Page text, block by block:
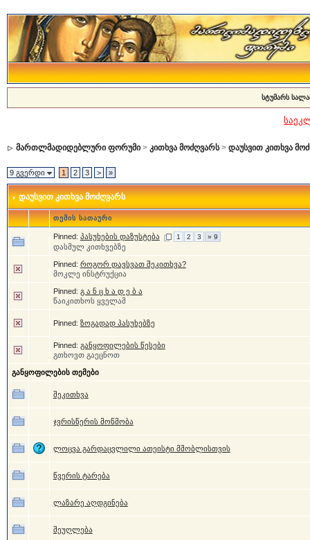
სტუმარს
მართლმადიდებლური ფორუმი> კითხვა მოძღვარს> დაუსვით კითხვა
9 გვერდი 1 2 3 > »
დაუსვით კითხვა მოძღვარს
თემის სათაური
Pinned: პასუხების დაზუსტება 1 2 3 » 9
დასმულ კითხვებზე
Pinned: როგორ დავსვათ შეკითხვა?
მოკლე ინსტრუქცია
Pinned: გ ა ნ ც ხ ა დ ე ბ ა
წაიკითხოს ყველამ
Pinned: ზოგადად პასუხებზე
Pinned: განყოფილების წესები
გთხოვთ გაეცნოთ
განყოფილების თემები
შეკითხვა
ჯვრისწერის მოწმობა
ლოცვა გარდაცვლილი ათეისტი მშობლისთვის
წვერის ტარება
ლაზარე აღდგინება
შეუღლება